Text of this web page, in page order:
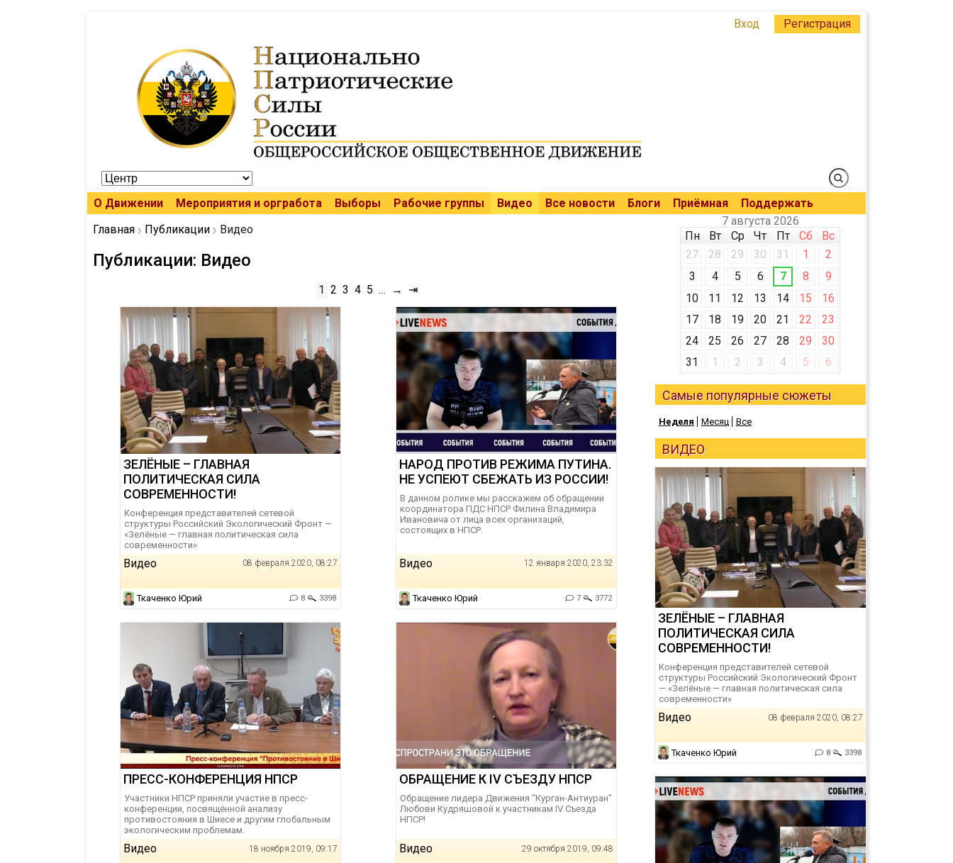
Вход Регистрация
О Движении Мероприятия и оргработа Выборы Рабочие группы Видео Все новости Блоги Приёмная
Поддержать
Главная
Публикации Видео
Публикации: Видео
1 2 3 4 5 … → ⇥
ЗЕЛЁНЫЕ – ГЛАВНАЯ
ПОЛИТИЧЕСКАЯ СИЛА
СОВРЕМЕННОСТИ!
Конференция представителей сетевой
структуры Российский Экологический Фронт —
«Зелёные — главная политическая сила
современности»
Видео 08 февраля 2020, 08:27
Ткаченко Юрий 8 3398
НАРОД ПРОТИВ РЕЖИМА ПУТИНА.
НЕ УСПЕЮТ СБЕЖАТЬ ИЗ РОССИИ!
В данном ролике мы расскажем об обращении
координатора ПДС НПСР Филина Владимира
Ивановича от лица всех организаций,
состоящих в НПСР.
Видео 12 января 2020, 23:32
Ткаченко Юрий 7 3772
ПРЕСС-КОНФЕРЕНЦИЯ НПСР
Участники НПСР приняли участие в пресс-
конференции, посвящённой анализу
противостояния в Шиесе и другим глобальным
экологическим проблемам.
Видео 18 ноября 2019, 09:17
ОБРАЩЕНИЕ К IV СЪЕЗДУ НПСР
Обращение лидера Движения "Курган-Антиуран"
Любови Кудряшовой к участникам IV Съезда
НПСР!
Видео 29 октября 2019, 09:48
7 августа 2026
Пн
Вт Ср Чт Пт Сб
Вс
27
28 29 30 31 1
2
3
4 5 6 7 8
9
10
11 12 13 14 15
16
17
18 19 20 21 22
23
24
25 26 27 28 29
30
31
1 2 3 4 5 6
Самые популярные сюжеты
Неделя Месяц Все
ВИДЕО
ЗЕЛЁНЫЕ – ГЛАВНАЯ
ПОЛИТИЧЕСКАЯ СИЛА
СОВРЕМЕННОСТИ!
Конференция представителей сетевой
структуры Российский Экологический Фронт
— «Зелёные — главная политическая сила
современности»
Видео 08 февраля 2020, 08:27
Ткаченко Юрий 8 3398